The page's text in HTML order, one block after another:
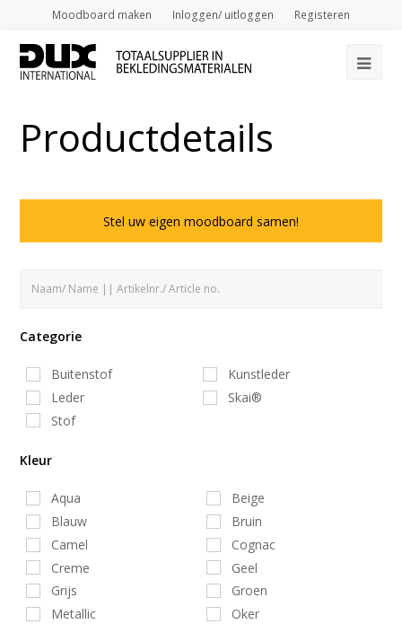
Moodboard maken Inloggen/ uitloggen Registeren
Productdetails
Stel uw eigen moodboard samen!
Categorie
Buitenstof
Kunstleder
Leder
Skai®
Stof
Kleur
Aqua
Beige
Blauw
Bruin
Camel
Cognac
Creme
Geel
Grijs
Groen
Metallic
Oker